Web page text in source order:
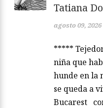
Tatiana
agosto 09, 2026
*****
niña que
hunde en la
se queda a
Bucarest